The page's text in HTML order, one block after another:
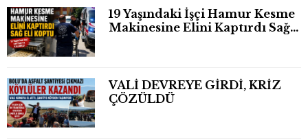
19 Yaşındaki İşçi Hamur Kesme
Makinesine Elini Kaptırdı Sağ
VALİ DEVREYE GİRDİ, KRİZ
ÇÖZÜLDÜ